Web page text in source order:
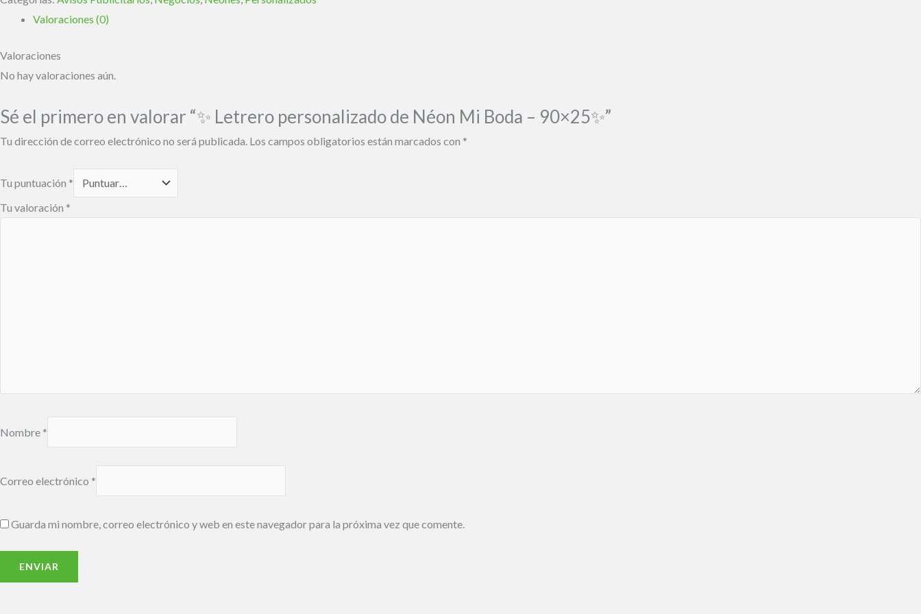
Valoraciones (0)
Valoraciones
No hay valoraciones aún.
Sé el primero en valorar “✨ Letrero personalizado de Néon Mi Boda – 90×25✨”
Tu dirección de correo electrónico no será publicada. Los campos obligatorios están marcados con *
Tu puntuación *
Tu valoración *
Nombre *
Correo electrónico *
Guarda mi nombre, correo electrónico y web en este navegador para la próxima vez que comente.